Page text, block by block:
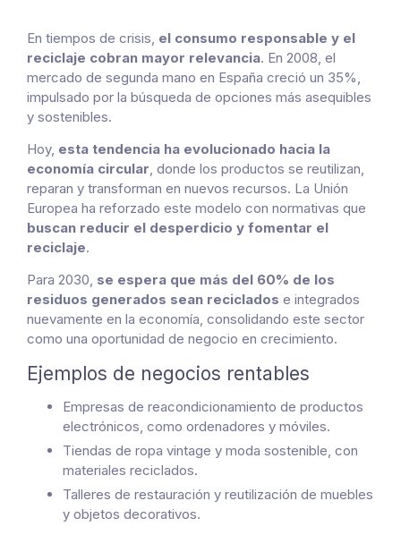
En tiempos de crisis, el consumo responsable y el
reciclaje cobran mayor relevancia. En 2008, el
mercado de segunda mano en España creció un 35%,
impulsado por la búsqueda de opciones más asequibles
y sostenibles.
Hoy, esta tendencia ha evolucionado hacia la
economía circular , donde los productos se reutilizan,
reparan y transforman en nuevos recursos. La Unión
Europea ha reforzado este modelo con normativas que
buscan reducir el desperdicio y fomentar el
reciclaje.
Para 2030, se espera que más del 60% de los
residuos generados sean reciclados e integrados
nuevamente en la economía, consolidando este sector
como una oportunidad de negocio en crecimiento.
Ejemplos de negocios rentables
Empresas de reacondicionamiento de productos
electrónicos, como ordenadores y móviles.
Tiendas de ropa vintage y moda sostenible, con
materiales reciclados.
Talleres de restauración y reutilización de muebles
y objetos decorativos.